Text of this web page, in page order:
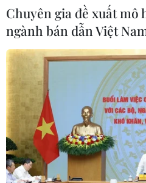
Điện Biên từng bước hình
carbon rừng
08/08/2026 06:50
Chuyên gia đề xuất
ngành bán dẫn Việt